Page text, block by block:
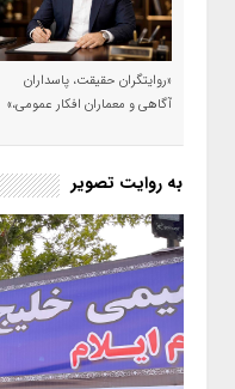
«روایتگران حقیقت، پاسداران
آگاهی و معماران افکار عمومی،»
به روایت تصویر